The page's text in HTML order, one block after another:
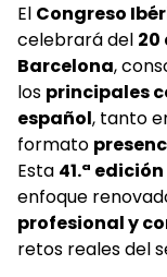
El Congreso
celebrará del 20
Barcelona,
los principales
español, tanto
formato
Esta 41.ª edición
enfoque
profesional y
retos reales del